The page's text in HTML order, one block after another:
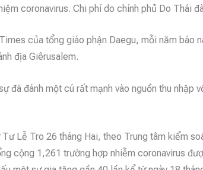
coronavirus. Chi phí do chính phủ Do Thái
của tổng giáo phận Daegu, mỗi năm báo
địa Giêrusalem.
đã đánh một cú rất mạnh vào nguồn thu nhập
Tư Lễ Tro 26 tháng Hai, theo Trung tâm kiểm
cộng 1,261 trường hợp nhiễm coronavirus